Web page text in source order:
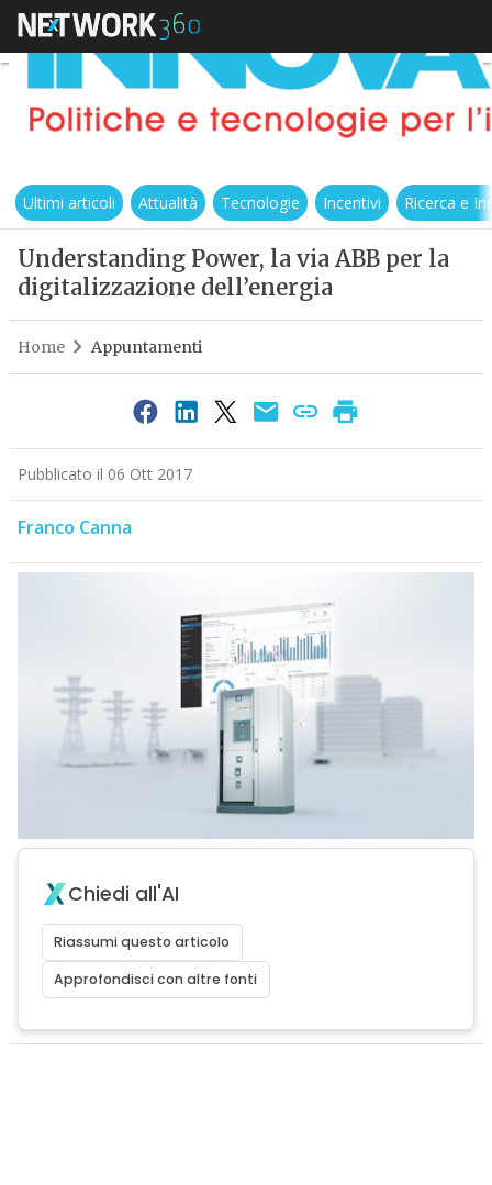
Ultimi articoli Attualità Tecnologie Incentivi Ricerca e
Understanding Power, la via ABB per la
digitalizzazione dell’energia
Home Appuntamenti
Pubblicato il 06 Ott 2017
Franco Canna
Chiedi all'AI
Riassumi questo articolo
Approfondisci con altre fonti